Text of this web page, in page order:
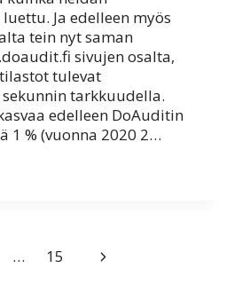
Ja edelleen myös
tein nyt saman
sivujen osalta,
tulevat
tarkkuudella.
edelleen DoAuditin
1 % (vuonna 2020 2…
… 15
Seuraava